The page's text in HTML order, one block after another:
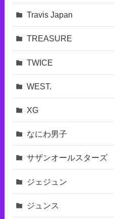
Travis Japan
TREASURE
TWICE
WEST.
XG
なにわ男子
サザンオールスターズ
ジェジュン
ジュンス